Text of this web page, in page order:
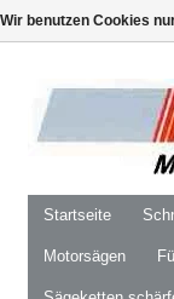
Startseite
Motorsägen
Wir benutzen Cookies